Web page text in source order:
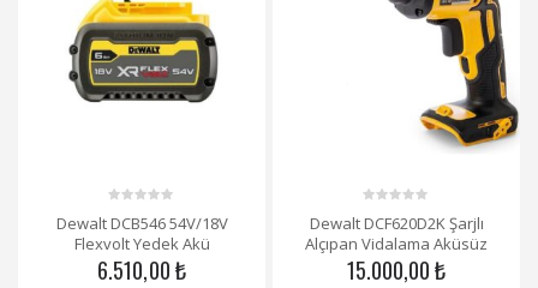
out
of
5
Dewalt DCB546 54V/18V
Flexvolt Yedek Akü
6.510,00₺
out
of
5
Dewalt DCF620D2K Şarjlı
Alçıpan Vidalama Aküsüz
15.000,00₺